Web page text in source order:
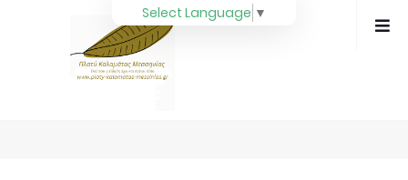
Select Language ▼